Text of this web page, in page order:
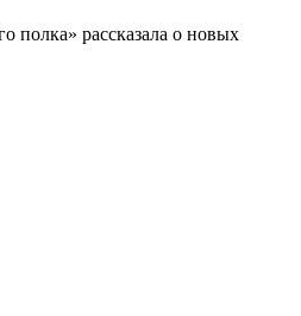
полка» рассказала о новых